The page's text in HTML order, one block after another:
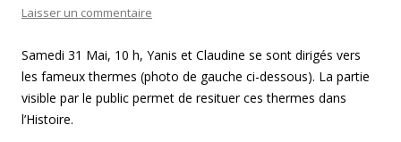
Laisser un commentaire
Samedi 31 Mai, 10 h, Yanis et Claudine se sont dirigés vers
les fameux thermes (photo de gauche ci-dessous). La partie
visible par le public permet de resituer ces thermes dans
l’Histoire.